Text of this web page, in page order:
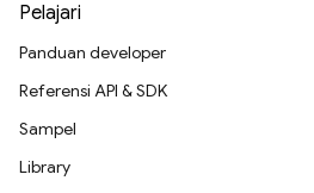
Pelajari
Panduan developer
Referensi API & SDK
Sampel
Library